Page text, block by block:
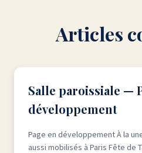
Articles
Salle paroissiale —
développement
Page en développement À la
aussi mobilisés à Paris Fête de